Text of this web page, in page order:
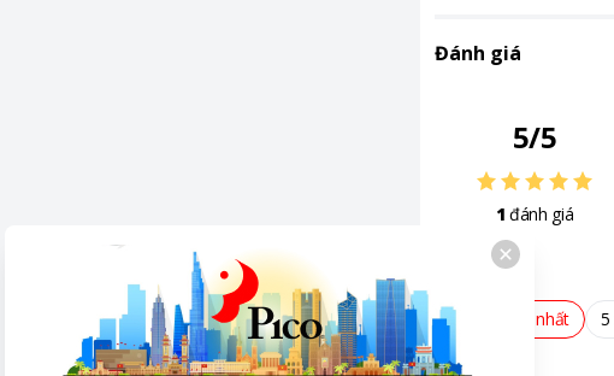
Đánh giá
5/5
1 đánh giá
Mới nhất 5